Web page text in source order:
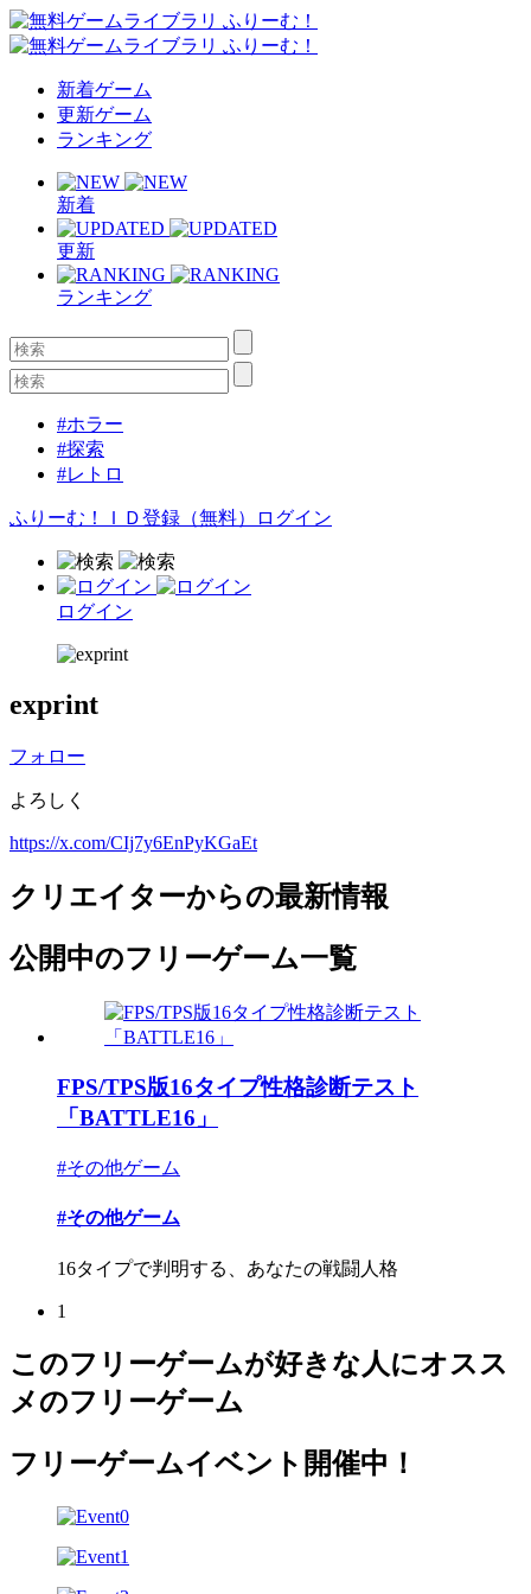
新着ゲーム
更新ゲーム
ランキング
新着
更新
ランキング
#ホラー
#探索
#レトロ
ふりーむ！ＩＤ登録（無料） ログイン
ログイン
exprint
フォロー
よろしく
https://x.com/CIj7y6EnPyKGaEt
クリエイターからの最新情報
公開中のフリーゲーム一覧
FPS/TPS版16タイプ性格診断テスト
「BATTLE16」
#その他ゲーム
#その他ゲーム
16タイプで判明する、あなたの戦闘人格
1
このフリーゲームが好きな人にオスス
メのフリーゲーム
フリーゲームイベント開催中！